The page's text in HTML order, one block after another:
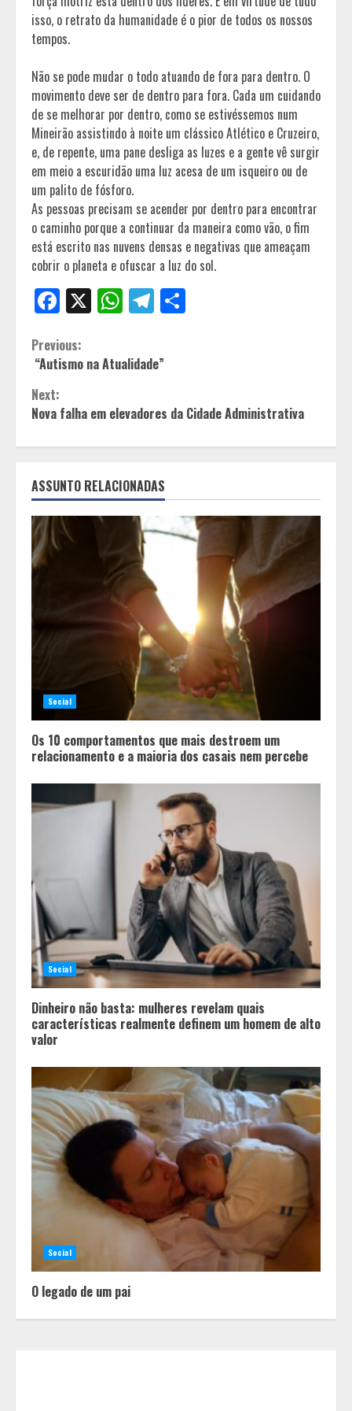
isso, o retrato da humanidade é o pior de todos os nossos
tempos.
Não se pode mudar o todo atuando de fora para dentro. O
movimento deve ser de dentro para fora. Cada um cuidando
de se melhorar por dentro, como se estivéssemos num
Mineirão assistindo à noite um clássico Atlético e Cruzeiro,
e, de repente, uma pane desliga as luzes e a gente vê surgir
em meio a escuridão uma luz acesa de um isqueiro ou de
um palito de fósforo.
As pessoas precisam se acender por dentro para encontrar
o caminho porque a continuar da maneira como vão, o fim
está escrito nas nuvens densas e negativas que ameaçam
cobrir o planeta e ofuscar a luz do sol.
Facebook
X WhatsApp
Telegram
Continue
Reading
Previous:
“Autismo na Atualidade”
Next:
Nova falha em elevadores da Cidade Administrativa
ASSUNTO RELACIONADAS
Social
Os 10 comportamentos que mais destroem um
relacionamento e a maioria dos casais nem percebe
Social
Dinheiro não basta: mulheres revelam quais
características realmente definem um homem de alto
valor
Social
O legado de um pai
2
Alpinismo nas redes sociais: a
ciência por trás do BIRGing e do
CORFing praticados na internet
Fui impactado, agora é tarde!